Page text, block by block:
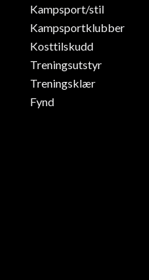
Kampsport/stil
Kampsportklubber
Kosttilskudd
Treningsutstyr
Treningsklær
Fynd